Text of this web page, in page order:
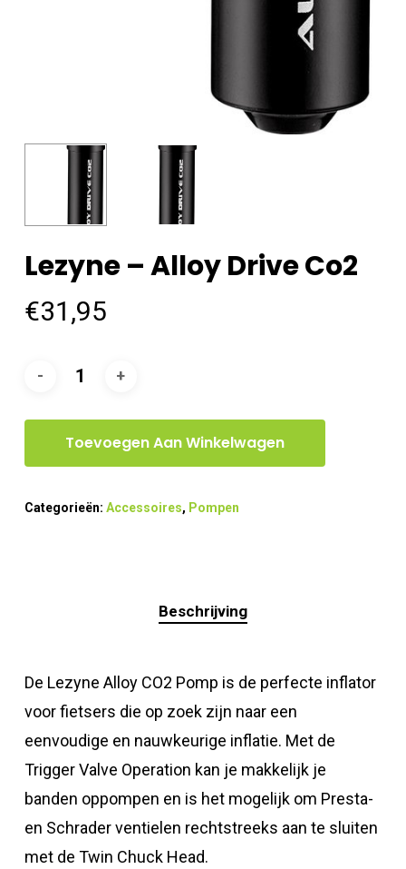
Lezyne – Alloy Drive Co2
€31,95
Toevoegen Aan Winkelwagen
Categorieën: Accessoires, Pompen
Beschrijving
De Lezyne Alloy CO2 Pomp is de perfecte inflator
voor fietsers die op zoek zijn naar een
eenvoudige en nauwkeurige inflatie. Met de
Trigger Valve Operation kan je makkelijk je
banden oppompen en is het mogelijk om Presta-
en Schrader ventielen rechtstreeks aan te sluiten
met de Twin Chuck Head.